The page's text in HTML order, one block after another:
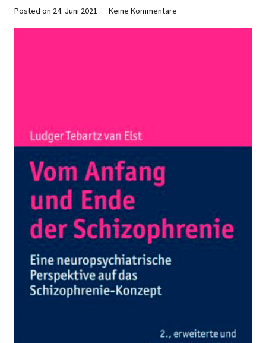
Posted on 24. Juni 2021 Keine Kommentare